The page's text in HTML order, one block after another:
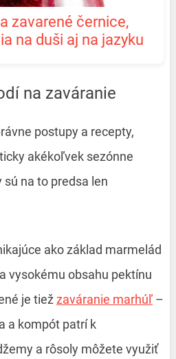
na duši aj na jazyku
na zaváranie
postupy a recepty,
akékoľvek sezónne
na to predsa len
akozáklad marmelád
vysokému obsahu pektínu
je tiežzaváranie marhúľ –
a kompót patrí k
a rôsoly môžete využiť